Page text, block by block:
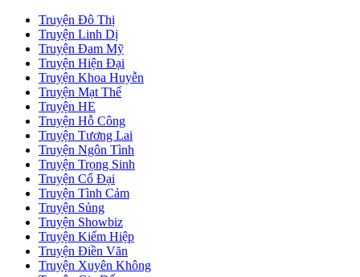
Truyện Đô Thị
Truyện Linh Dị
Truyện Đam Mỹ
Truyện Hiện Đại
Truyện Khoa Huyễn
Truyện Mạt Thế
Truyện HE
Truyện Hỗ Công
Truyện Tương Lai
Truyện Ngôn Tình
Truyện Trọng Sinh
Truyện Cổ Đại
Truyện Tình Cảm
Truyện Sủng
Truyện Showbiz
Truyện Kiếm Hiệp
Truyện Điền Văn
Truyện Xuyên Không